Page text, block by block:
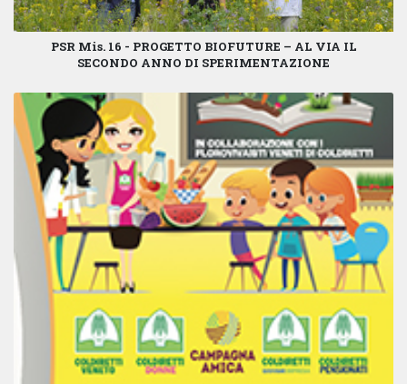
PSR Mis. 16 - PROGETTO BIOFUTURE – AL VIA IL
SECONDO ANNO DI SPERIMENTAZIONE